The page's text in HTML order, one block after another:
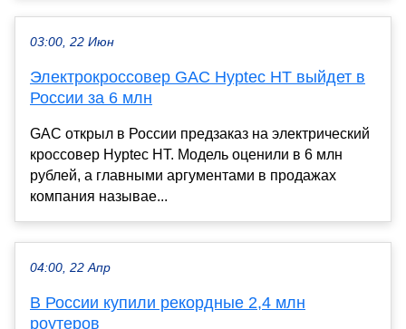
03:00, 22 Июн
Электрокроссовер GAC Hyptec HT выйдет в
России за 6 млн
GAC открыл в России предзаказ на электрический
кроссовер Hyptec HT. Модель оценили в 6 млн
рублей, а главными аргументами в продажах
компания называе...
04:00, 22 Апр
В России купили рекордные 2,4 млн
роутеров